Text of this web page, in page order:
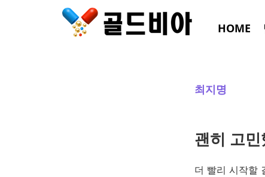
HOME
최지명
괜히 고민
더 빨리 시작할